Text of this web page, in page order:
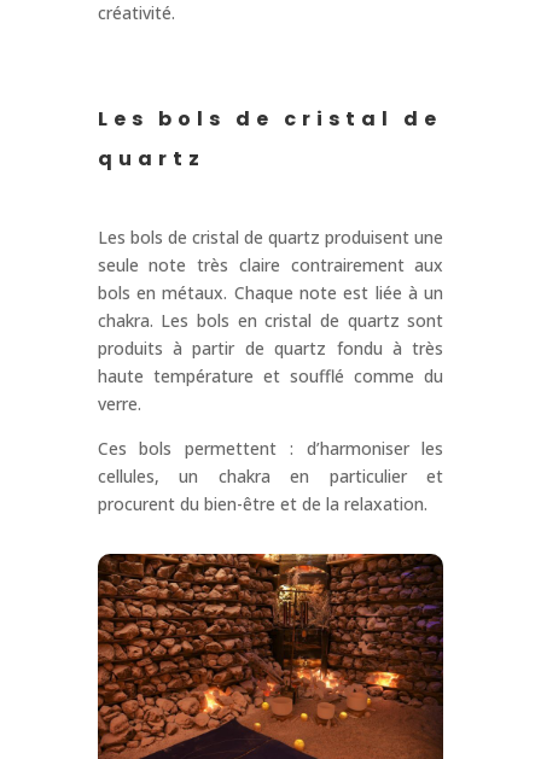
créativité.
Les bols de cristal de
quartz
Les bols de cristal de quartz produisent une
seule note très claire contrairement aux
bols en métaux. Chaque note est liée à un
chakra. Les bols en cristal de quartz sont
produits à partir de quartz fondu à très
haute température et soufflé comme du
verre.
Ces bols permettent : d’harmoniser les
cellules, un chakra en particulier et
procurent du bien-être et de la relaxation.